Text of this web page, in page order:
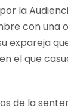
la
con una
expareja
el que
de la